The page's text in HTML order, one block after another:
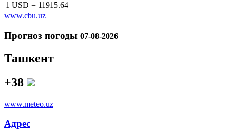
1 USD = 11915.64
www.cbu.uz
Прогноз погоды 07-08-2026
Ташкент
+38
www.meteo.uz
Адрес